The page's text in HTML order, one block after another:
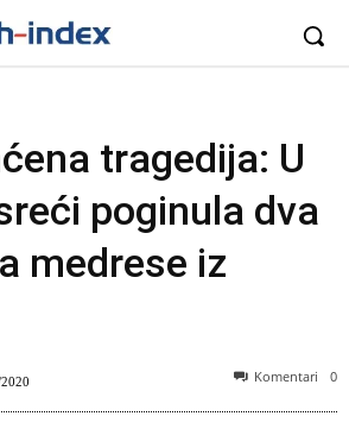
tragedija: U
poginula dva
medrese iz
Komentari 0